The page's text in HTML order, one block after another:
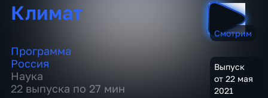
Климат
Смотрим
Выпуск
от 22 мая
2021
Программа
Россия
Наука
22 выпуска по 27 мин